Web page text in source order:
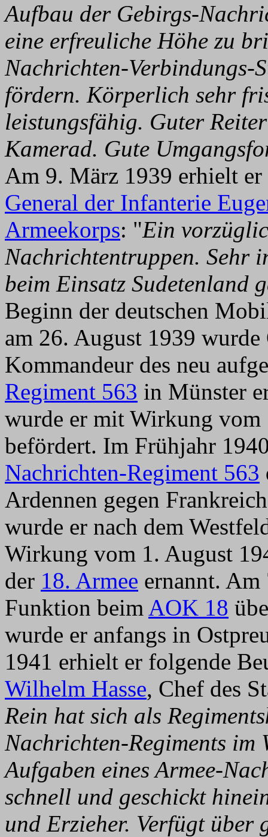
Aufbau der Gebirgs-
eine erfreuliche Höhe zu
Nachrichten-Verbindungs-
fördern. Körperlich sehr
leistungsfähig. Guter
Kamerad. Gute
Am 9. März 1939 erhielt
General der Infanterie
Armeekorps: "Ein
Nachrichtentruppen. Sehr
beim Einsatz Sudetenland
Beginn der deutschen
am 26. August 1939
Kommandeur des neu
Regiment 563 in Münster
wurde er mit Wirkung vom
befördert. Im Frühjahr
Nachrichten-Regiment 563
Ardennen gegen
wurde er nach dem
Wirkung vom 1. August
der 18. Armee ernannt. Am
Funktion beim AOK 18
wurde er anfangs in
1941 erhielt er folgende
Wilhelm Hasse, Chef des
Rein hat sich als
Nachrichten-Regiments im
Aufgaben eines Armee-
schnell und geschickt
und Erzieher. Verfügt über